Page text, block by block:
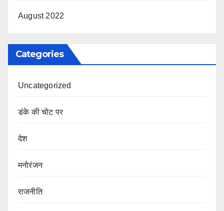
August 2022
Categories
Uncategorized
डंके की चोट पर
देश
मनोरंजन
राजनीति